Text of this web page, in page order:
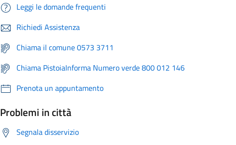
Leggi le domande frequenti
Richiedi Assistenza
Chiama il comune 0573 3711
Chiama PistoiaInforma Numero verde 800 012 146
Prenota un appuntamento
Problemi in città
Segnala disservizio